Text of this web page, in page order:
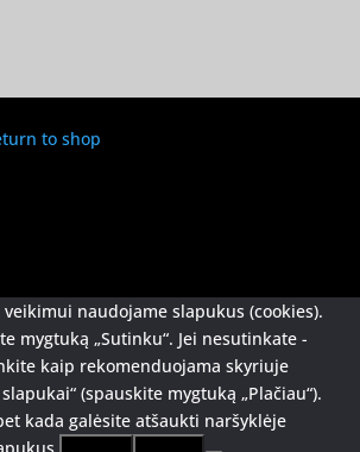
to shop
naudojame slapukus (cookies).
mygtuką „Sutinku“. Jei nesutinkate -
kaip rekomenduojama skyriuje
(spauskite mygtuką „Plačiau“).
kada galėsite atšaukti naršyklėje